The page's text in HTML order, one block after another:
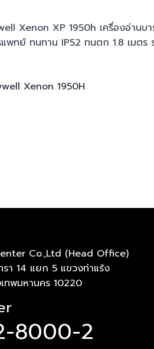
Xenon1950H
Co.,Ltd (Head Office)
รา 14 แยก 5 แขวงท่าแร้ง
ทพมหานคร 10220
8000-2